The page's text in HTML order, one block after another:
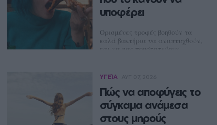
υποφέρει
Ορισμένες τροφές βοηθούν τα
καλά βακτήρια να αναπτυχθούν,
και να μας προστατεύουν
ΥΓΕΊΑ
Πώς να αποφύγεις το
σύγκαμα ανάμεσα
στους μηρούς